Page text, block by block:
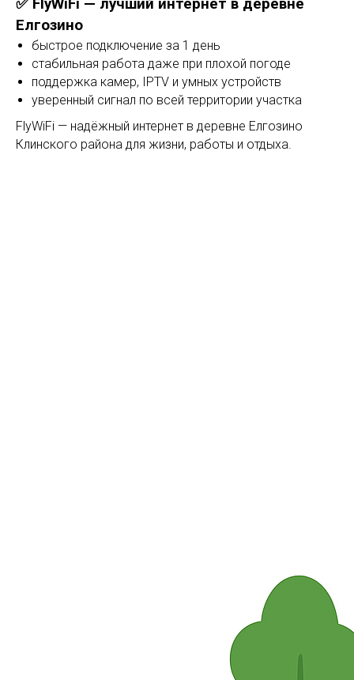
✅ FlyWiFi — лучший интернет в деревне
Елгозино
быстрое подключение за 1 день
стабильная работа даже при плохой погоде
поддержка камер, IPTV и умных устройств
уверенный сигнал по всей территории участка
FlyWiFi — надёжный интернет в деревне Елгозино
Клинского района для жизни, работы и отдыха.